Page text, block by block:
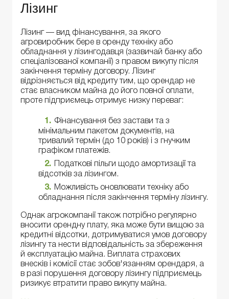
Лізинг
Лізинг — вид фінансування, за якого
агровиробник бере в оренду техніку або
обладнання у лізингодавця (зазвичай банку або
спеціалізованої компанії) з правом викупу після
закінчення терміну договору. Лізинг
відрізняється від кредиту тим, що орендар не
стає власником майна до його повної оплати,
проте підприємець отримує низку переваг:
Фінансування без застави та з
мінімальним пакетом документів, на
тривалий термін (до 10 років) і з гнучким
графіком платежів.
Податкові пільги щодо амортизації та
відсотків за лізингом.
Можливість оновлювати техніку або
обладнання після закінчення терміну лізингу.
Однак агрокомпанії також потрібно регулярно
вносити орендну плату, яка може бути вищою за
кредитні відсотки, дотримуватися умов договору
лізингу та нести відповідальність за збереження
й експлуатацію майна. Виплата страхових
внесків і комісії стає зобов'язанням орендаря, а
в разі порушення договору лізингу підприємець
ризикує втратити право викупу майна.